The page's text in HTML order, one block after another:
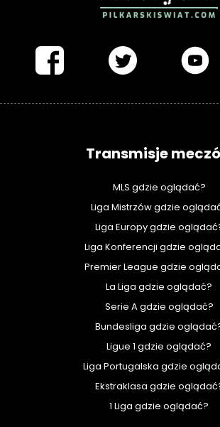
Transmisje
MLS gdzie oglądać?
Liga Mistrzów gdzie
Liga Europy gdzie
Liga Konferencji gdzie
Premier League gdzie
La Liga gdzie oglądać?
Serie A gdzie oglądać?
Bundesliga gdzie
Ligue 1 gdzie oglądać?
Liga Portugalska gdzie
Ekstraklasa gdzie
1 Liga gdzie oglądać?